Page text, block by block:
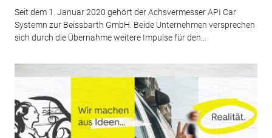
Seit dem 1. Januar 2020 gehört der Achsvermesser API Car
Systemn zur Beissbarth GmbH. Beide Unternehmen versprechen
sich durch die Übernahme weitere Impulse für den...